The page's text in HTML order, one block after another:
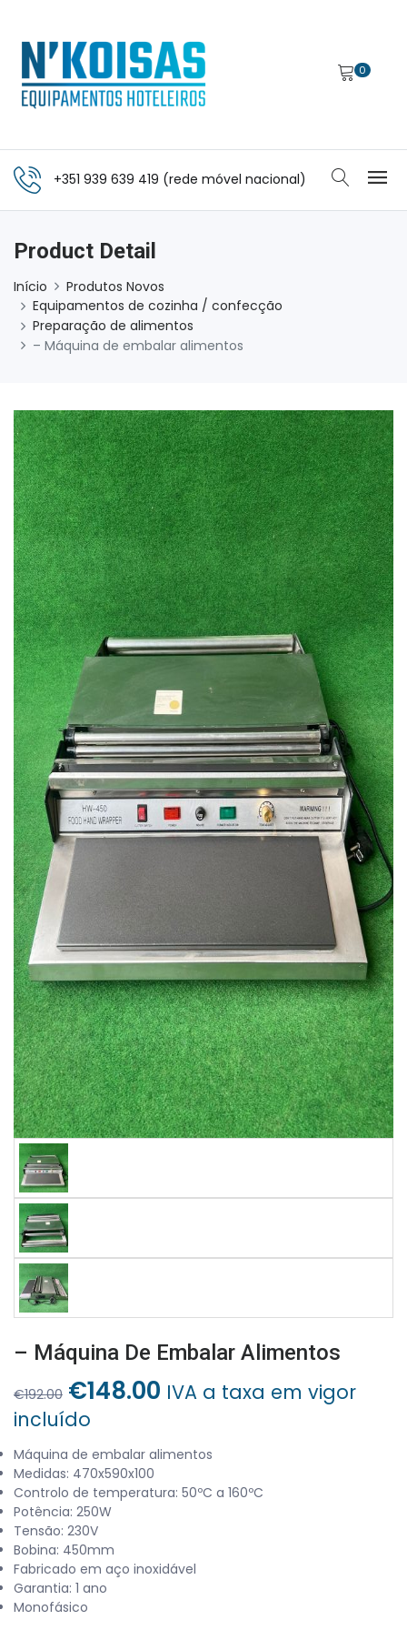
0
+351 939 639 419 (rede móvel nacional)
Product Detail
Início
Produtos Novos
Equipamentos de cozinha / confecção
Preparação de alimentos
– Máquina de embalar alimentos
– Máquina De Embalar Alimentos
€192.00 O
preço
original
era:
€192.00.
€148.00 O
é:
€148.00.
IVA a taxa em vigor
incluído
Máquina de embalar alimentos
Medidas: 470x590x100
Controlo de temperatura: 50ºC a 160ºC
Potência: 250W
Tensão: 230V
Bobina: 450mm
Fabricado em aço inoxidável
Garantia: 1 ano
Monofásico